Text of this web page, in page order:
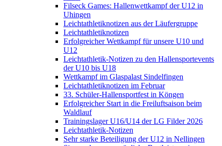
Filseck Games: Hallenwettkampf der U12 in
Uhingen
Leichtathletiknotizen aus der Läufergruppe
Leichtathletiknotizen
Erfolgreicher Wettkampf für unsere U10 und
U12
Leichtathletik-Notizen zu den Hallensportevents
der U10 bis U18
Wettkampf im Glaspalast Sindelfingen
Leichtathletiknotizen im Februar
33. Schüler-Hallensportfest in Köngen
Erfolgreicher Start in die Freiluftsaison beim
Waldlauf
Trainingslager U16/U14 der LG Filder 2026
Leichtathletik-Notizen
Sehr starke Beteiligung der U12 in Nellingen